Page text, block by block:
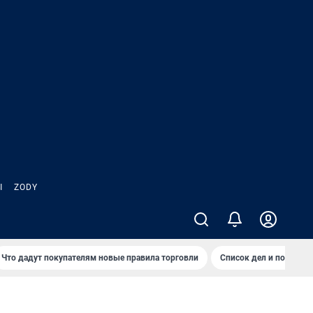
ZODY
Что дадут покупателям новые правила торговли Список дел и покупок